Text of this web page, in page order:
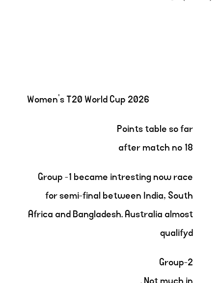
Women's T20 World Cup 2026
Points table so far
after match no 18
Group -1 became intresting now race
for semi-final between India, South
Africa and Bangladesh. Australia almost
qualifyd
Group-2